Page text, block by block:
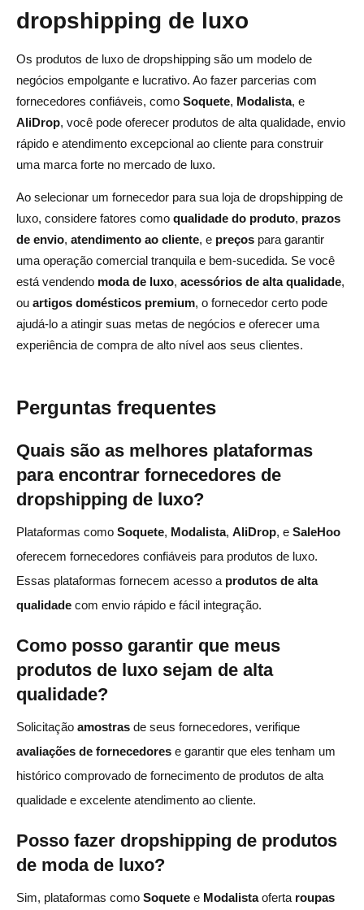
dropshipping de luxo
Os produtos de luxo de dropshipping são um modelo de
negócios empolgante e lucrativo. Ao fazer parcerias com
fornecedores confiáveis, como Soquete, Modalista, e
AliDrop, você pode oferecer produtos de alta qualidade, envio
rápido e atendimento excepcional ao cliente para construir
uma marca forte no mercado de luxo.
Ao selecionar um fornecedor para sua loja de dropshipping de
luxo, considere fatores como qualidade do produto, prazos
de envio, atendimento ao cliente, e preços para garantir
uma operação comercial tranquila e bem-sucedida. Se você
está vendendo moda de luxo, acessórios de alta qualidade,
ou artigos domésticos premium, o fornecedor certo pode
ajudá-lo a atingir suas metas de negócios e oferecer uma
experiência de compra de alto nível aos seus clientes.
Perguntas frequentes
Quais são as melhores plataformas
para encontrar fornecedores de
dropshipping de luxo?
Plataformas como Soquete, Modalista, AliDrop, e SaleHoo
oferecem fornecedores confiáveis para produtos de luxo.
Essas plataformas fornecem acesso a produtos de alta
qualidade com envio rápido e fácil integração.
Como posso garantir que meus
produtos de luxo sejam de alta
qualidade?
Solicitação amostras de seus fornecedores, verifique
avaliações de fornecedores e garantir que eles tenham um
histórico comprovado de fornecimento de produtos de alta
qualidade e excelente atendimento ao cliente.
Posso fazer dropshipping de produtos
de moda de luxo?
Sim, plataformas como Soquete e Modalistaoferta roupas